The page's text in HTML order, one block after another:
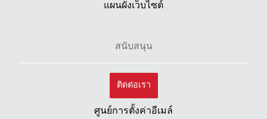
แผนผังเว็บไซต์
สนับสนุน
ติดต่อเรา
ศูนย์การตั้งค่าอีเมล์